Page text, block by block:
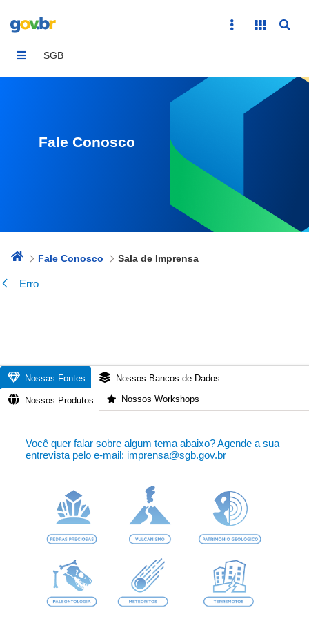
SGB
Fale Conosco
Fale Conosco Sala de Imprensa
Voltar
Erro
Nossas Fontes Nossos Bancos de Dados
Nossos Produtos Nossos Workshops
Você quer falar sobre algum tema abaixo? Agende a sua
entrevista pelo e-mail: imprensa@sgb.gov.br